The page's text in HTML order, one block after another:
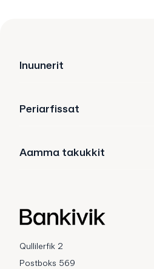
Inuunerit
Periarfissat
Aamma takukkit
Qullilerfik 2
Postboks 569